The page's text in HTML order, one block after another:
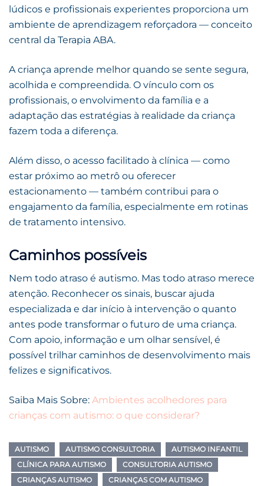
lúdicos e profissionais experientes proporciona um
ambiente de aprendizagem reforçadora — conceito
central da Terapia ABA.
A criança aprende melhor quando se sente segura,
acolhida e compreendida. O vínculo com os
profissionais, o envolvimento da família e a
adaptação das estratégias à realidade da criança
fazem toda a diferença.
Além disso, o acesso facilitado à clínica — como
estar próximo ao metrô ou oferecer
estacionamento — também contribui para o
engajamento da família, especialmente em rotinas
de tratamento intensivo.
Caminhos possíveis
Nem todo atraso é autismo. Mas todo atraso merece
atenção. Reconhecer os sinais, buscar ajuda
especializada e dar início à intervenção o quanto
antes pode transformar o futuro de uma criança.
Com apoio, informação e um olhar sensível, é
possível trilhar caminhos de desenvolvimento mais
felizes e significativos.
Saiba Mais Sobre: Ambientes acolhedores para
crianças com autismo: o que considerar?
AUTISMO AUTISMO CONSULTORIA
AUTISMO INFANTIL
CLÍNICA PARA AUTISMO
CONSULTORIA AUTISMO
CRIANÇAS AUTISMO
CRIANÇAS COM AUTISMO